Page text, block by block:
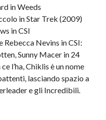
in Weeds
in Star Trek (2009)
in CSI
Nevins in CSI:
Sunny Macer in 24
l’ha, Chiklis è un nome
lasciando spazio a
e gli Incredibili.